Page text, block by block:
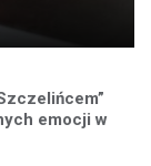
emocji w